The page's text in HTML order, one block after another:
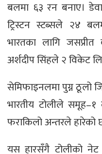
बलमा ६३ रन बनाए।
ट्रिस्टन स्टब्सले २४
भारतका लागि
अर्शदीप सिंहले २ विकेट
सेमिफाइनलमा पुग्न ठूलो
भारतीय टोलीले
फराकिलो अन्तरले हारेको
यस हारसँगै टोलीको